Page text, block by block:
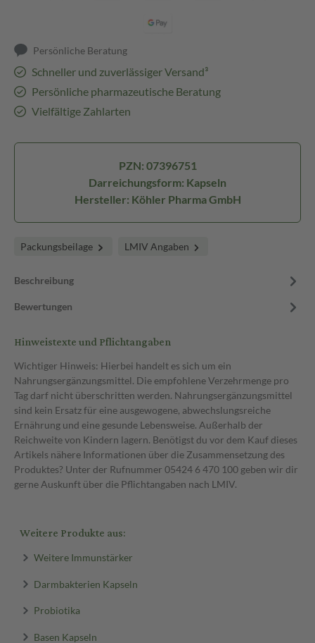
Persönliche Beratung
Schneller und zuverlässiger Versand³
Persönliche pharmazeutische Beratung
Vielfältige Zahlarten
PZN: 07396751
Darreichungsform: Kapseln
Hersteller: Köhler Pharma GmbH
Packungsbeilage LMIV Angaben
Beschreibung
Bewertungen
Hinweistexte und Pflichtangaben
Wichtiger Hinweis: Hierbei handelt es sich um ein
Nahrungsergänzungsmittel. Die empfohlene Verzehrmenge pro
Tag darf nicht überschritten werden. Nahrungsergänzungsmittel
sind kein Ersatz für eine ausgewogene, abwechslungsreiche
Ernährung und eine gesunde Lebensweise. Außerhalb der
Reichweite von Kindern lagern. Benötigst du vor dem Kauf dieses
Artikels nähere Informationen über die Zusammensetzung des
Produktes? Unter der Rufnummer 05424 6 470 100 geben wir dir
gerne Auskunft über die Pflichtangaben nach LMIV.
Weitere Produkte aus:
Weitere Immunstärker
Darmbakterien Kapseln
Probiotika
Basen Kapseln